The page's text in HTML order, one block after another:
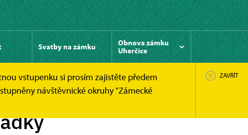
Svatby na zámku
Obnova zámku
Uherčice
vstupenku si prosím zajistěte předem
návštěvnické okruhy "Zámecké
ZAVŘÍT